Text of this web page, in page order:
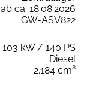
ab ca. 18.08.2026
GW-ASV822
103 kW / 140 PS
Diesel
2.184 cm³